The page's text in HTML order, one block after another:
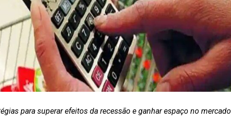
para superar efeitos da recessão e ganhar espaço no mercado